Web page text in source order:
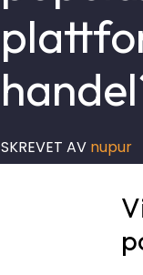
SKREVET AV nupur